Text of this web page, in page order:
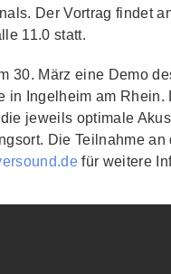
Der Vortrag findet
11.0 statt.
30. März eine Demo
in Ingelheim am Rhein.
jeweils optimale
Die Teilnahme an
für weitere